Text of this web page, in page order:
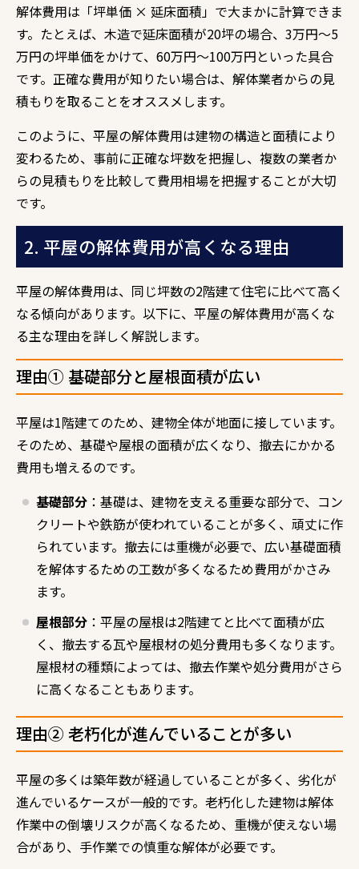
解体費用は「坪単価 × 延床面積」で大まかに計算できま
す。たとえば、木造で延床面積が20坪の場合、3万円〜5
万円の坪単価をかけて、60万円〜100万円といった具合
です。正確な費用が知りたい場合は、解体業者からの見
積もりを取ることをオススメします。
このように、平屋の解体費用は建物の構造と面積により
変わるため、事前に正確な坪数を把握し、複数の業者か
らの見積もりを比較して費用相場を把握することが大切
です。
2. 平屋の解体費用が高くなる理由
平屋の解体費用は、同じ坪数の2階建て住宅に比べて高く
なる傾向があります。以下に、平屋の解体費用が高くな
る主な理由を詳しく解説します。
理由① 基礎部分と屋根面積が広い
平屋は1階建てのため、建物全体が地面に接しています。
そのため、基礎や屋根の面積が広くなり、撤去にかかる
費用も増えるのです。
基礎部分 ：基礎は、建物を支える重要な部分で、コン
クリートや鉄筋が使われていることが多く、頑丈に作
られています。撤去には重機が必要で、広い基礎面積
を解体するための工数が多くなるため費用がかさみ
ます。
屋根部分 ：平屋の屋根は2階建てと比べて面積が広
く、撤去する瓦や屋根材の処分費用も多くなります。
屋根材の種類によっては、撤去作業や処分費用がさら
に高くなることもあります。
理由② 老朽化が進んでいることが多い
平屋の多くは築年数が経過していることが多く、劣化が
進んでいるケースが一般的です。老朽化した建物は解体
作業中の倒壊リスクが高くなるため、重機が使えない場
合があり、手作業での慎重な解体が必要です。